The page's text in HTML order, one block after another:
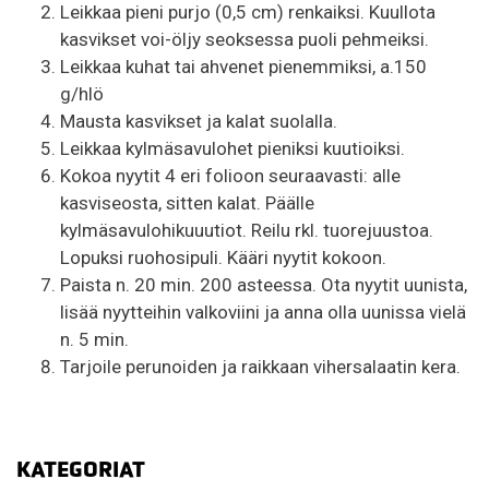
Leikkaa pieni purjo (0,5 cm) renkaiksi. Kuullota
kasvikset voi-öljy seoksessa puoli pehmeiksi.
Leikkaa kuhat tai ahvenet pienemmiksi, a.150
g/hlö
Mausta kasvikset ja kalat suolalla.
Leikkaa kylmäsavulohet pieniksi kuutioiksi.
Kokoa nyytit 4 eri folioon seuraavasti: alle
kasviseosta, sitten kalat. Päälle
kylmäsavulohikuuutiot. Reilu rkl. tuorejuustoa.
Lopuksi ruohosipuli. Kääri nyytit kokoon.
Paista n. 20 min. 200 asteessa. Ota nyytit uunista,
lisää nyytteihin valkoviini ja anna olla uunissa vielä
n. 5 min.
Tarjoile perunoiden ja raikkaan vihersalaatin kera.
KATEGORIAT